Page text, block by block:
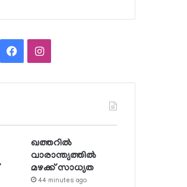
FacebookInstagram
ഖത്തറില്‍
വാരാന്ത്യത്തില്‍
മഴക്ക് സാധ്യത
44 minutes ago